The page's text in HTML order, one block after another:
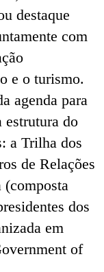
destaque
com
e o turismo.
agenda para
estrutura do
a Trilha dos
de Relações
(composta
dos
em
of